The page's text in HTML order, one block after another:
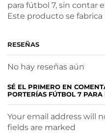
para fútbol 7, sin contar
Este producto se
RESEÑAS
No hay reseñas aún
SÉ EL PRIMERO EN
PORTERÍAS FÚTBOL 7
Your email address will
fields are marked